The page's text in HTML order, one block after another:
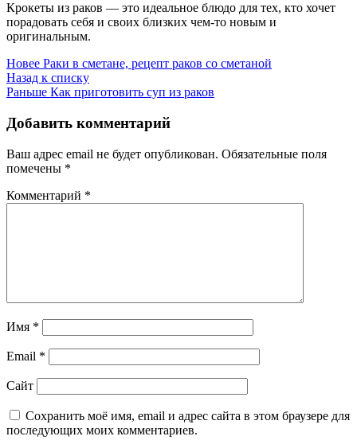
Крокеты из раков — это идеальное блюдо для тех, кто хочет
порадовать себя и своих близких чем-то новым и
оригинальным.
Новее Раки в сметане, рецепт раков со сметаной
Назад к списку
Раньше Как приготовить суп из раков
Добавить комментарий
Ваш адрес email не будет опубликован. Обязательные поля
помечены *
Комментарий *
Имя *
Email *
Сайт
Сохранить моё имя, email и адрес сайта в этом браузере для
последующих моих комментариев.